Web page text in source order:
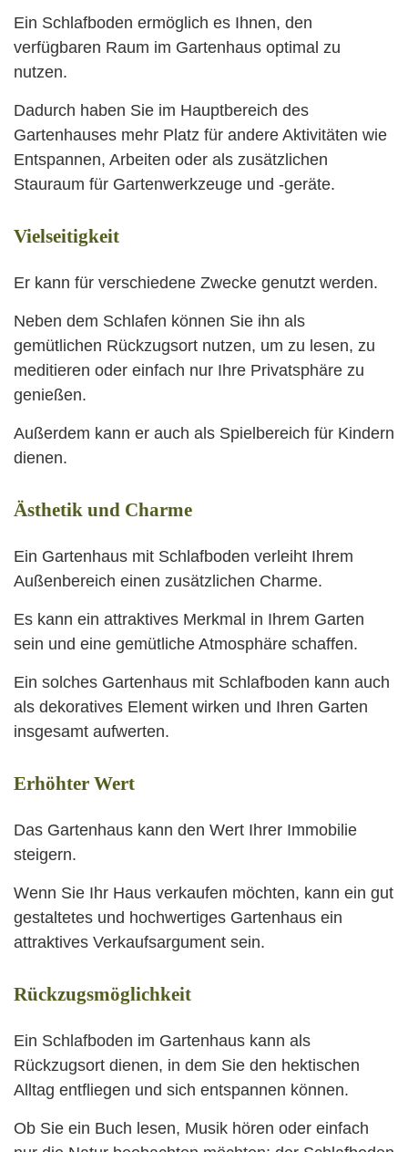
Ein Schlafboden ermöglich es Ihnen, den
verfügbaren Raum im Gartenhaus optimal zu
nutzen.
Dadurch haben Sie im Hauptbereich des
Gartenhauses mehr Platz für andere Aktivitäten wie
Entspannen, Arbeiten oder als zusätzlichen
Stauraum für Gartenwerkzeuge und -geräte.
Vielseitigkeit
Er kann für verschiedene Zwecke genutzt werden.
Neben dem Schlafen können Sie ihn als
gemütlichen Rückzugsort nutzen, um zu lesen, zu
meditieren oder einfach nur Ihre Privatsphäre zu
genießen.
Außerdem kann er auch als Spielbereich für Kindern
dienen.
Ästhetik und Charme
Ein Gartenhaus mit Schlafboden verleiht Ihrem
Außenbereich einen zusätzlichen Charme.
Es kann ein attraktives Merkmal in Ihrem Garten
sein und eine gemütliche Atmosphäre schaffen.
Ein solches Gartenhaus mit Schlafboden kann auch
als dekoratives Element wirken und Ihren Garten
insgesamt aufwerten.
Erhöhter Wert
Das Gartenhaus kann den Wert Ihrer Immobilie
steigern.
Wenn Sie Ihr Haus verkaufen möchten, kann ein gut
gestaltetes und hochwertiges Gartenhaus ein
attraktives Verkaufsargument sein.
Rückzugsmöglichkeit
Ein Schlafboden im Gartenhaus kann als
Rückzugsort dienen, in dem Sie den hektischen
Alltag entfliegen und sich entspannen können.
Ob Sie ein Buch lesen, Musik hören oder einfach